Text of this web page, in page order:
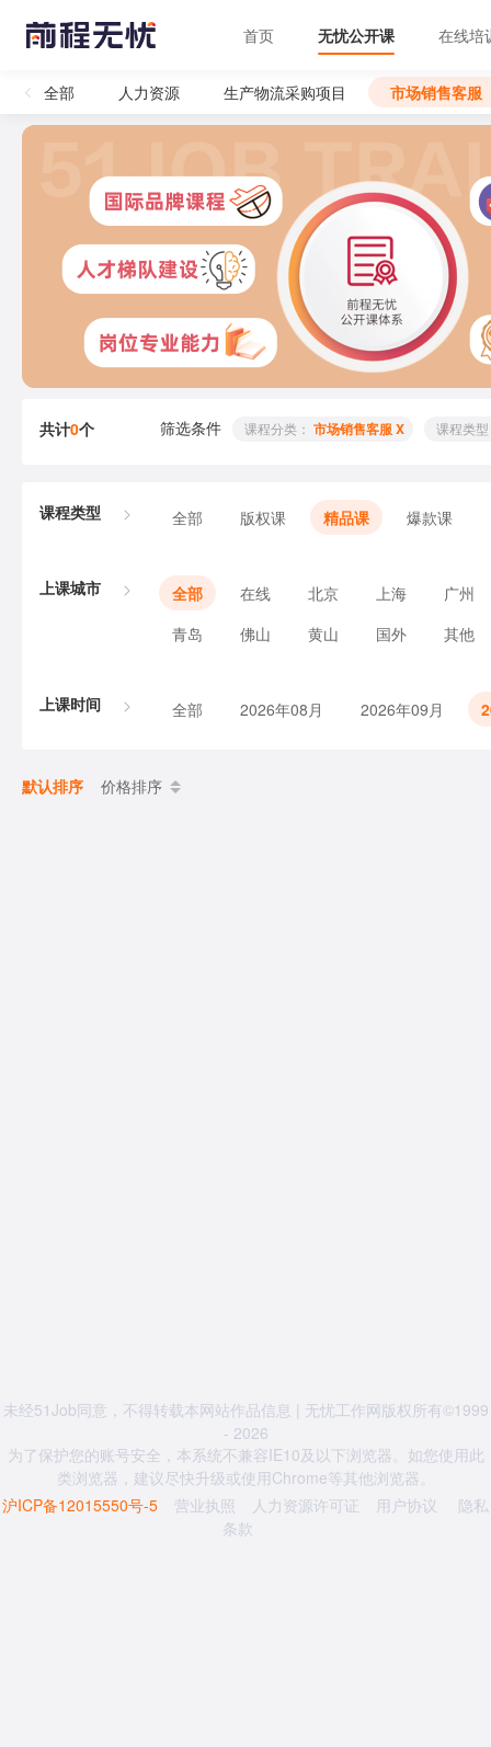
首页 无忧公开课 在线培
全部 人力资源 生产物流采购项目 市场销售客服
共计0个 筛选条件 课程分类： 市场销售客服 X 课程类
课程类型 全部 版权课 精品课 爆款课
上课城市 全部 在线 北京 上海
广州
青岛
佛山 黄山 国外 其他
上课时间 全部 2026年08月 2026年09月
默认排序 价格排序
未经51Job同意，不得转载本网站作品信息 | 无忧工作网版权所有©1999
- 2026
为了保护您的账号安全，本系统不兼容IE10及以下浏览器。如您使用此
类浏览器，建议尽快升级或使用Chrome等其他浏览器。
沪ICP备12015550号-5
营业执照 人力资源许可证 用户协议
隐私
条款